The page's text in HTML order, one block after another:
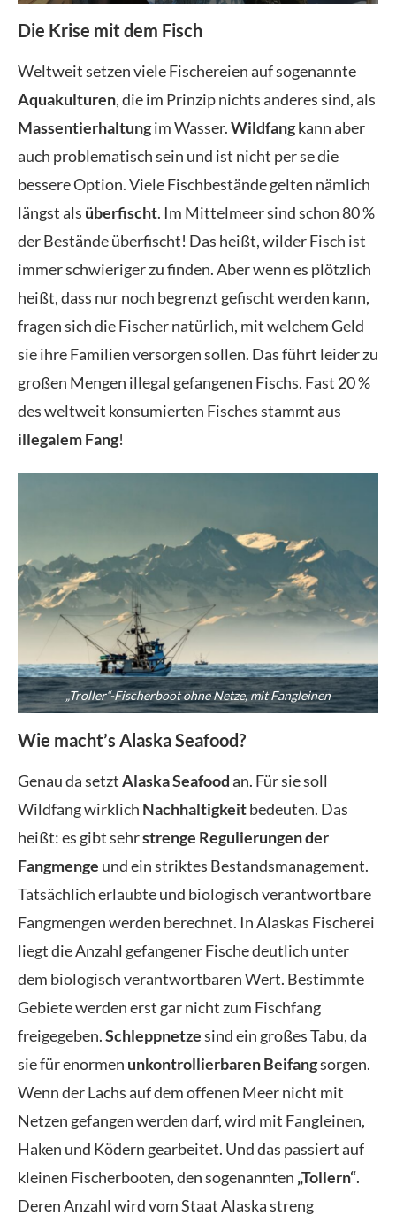
Die Krise mit dem Fisch
Weltweit setzen viele Fischereien auf sogenannte
Aquakulturen, die im Prinzip nichts anderes sind, als
Massentierhaltungim Wasser.Wildfangkann aber
auch problematisch sein und ist nicht per se die
bessere Option. Viele Fischbestände gelten nämlich
längst als überfischt. Im Mittelmeer sind schon 80 %
der Bestände überfischt! Das heißt, wilder Fisch ist
immer schwieriger zu finden. Aber wenn es plötzlich
heißt, dass nur noch begrenzt gefischt werden kann,
fragen sich die Fischer natürlich, mit welchem Geld
sie ihre Familien versorgen sollen. Das führt leider zu
großen Mengen illegal gefangenen Fischs. Fast 20 %
des weltweit konsumierten Fisches stammt aus
illegalem Fang!
„Troller“-Fischerboot ohne Netze, mit Fangleinen
Wie macht’s Alaska Seafood?
Genau da setztAlaska Seafoodan. Für sie soll
Wildfang wirklich Nachhaltigkeitbedeuten. Das
heißt: es gibt sehrstrenge Regulierungen der
Fangmenge und ein striktes Bestandsmanagement.
Tatsächlich erlaubte und biologisch verantwortbare
Fangmengen werden berechnet. In Alaskas Fischerei
liegt die Anzahl gefangener Fische deutlich unter
dem biologisch verantwortbaren Wert. Bestimmte
Gebiete werden erst gar nicht zum Fischfang
freigegeben.Schleppnetzesind ein großes Tabu, da
sie für enormen unkontrollierbaren Beifangsorgen.
Wenn der Lachs auf dem offenen Meer nicht mit
Netzen gefangen werden darf, wird mit Fangleinen,
Haken und Ködern gearbeitet. Und das passiert auf
kleinen Fischerbooten, den sogenannten „Tollern“.
Deren Anzahl wird vom Staat Alaska streng